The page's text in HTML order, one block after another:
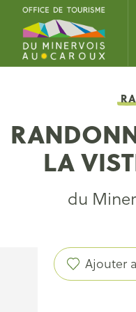
LA
du
Ajouter